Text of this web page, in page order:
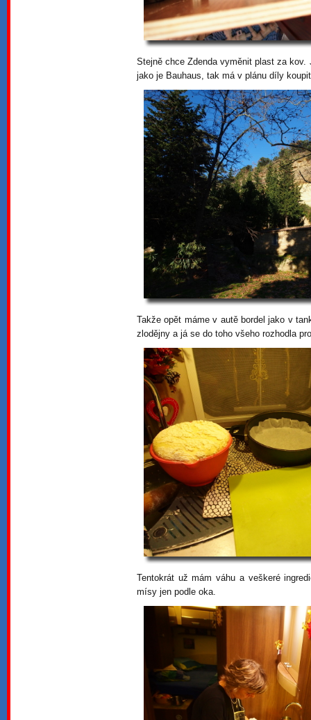
Stejně chce Zdenda vyměnit plast za
jako je Bauhaus, tak má v plánu díly
Takže opět máme v autě bordel jako v
zlodějny a já se do toho všeho rozhodla
Tentokrát už mám váhu a veškeré
mísy jen podle oka.